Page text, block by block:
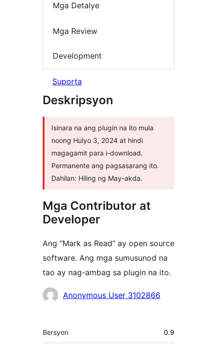
Mga Detalye
Mga Review
Development
Suporta
Deskripsyon
Isinara na ang plugin na ito mula
noong Hulyo 3, 2024 at hindi
magagamit para i-download.
Permanente ang pagsasarang ito.
Dahilan: Hiling ng May-akda.
Mga Contributor at
Developer
Ang “Mark as Read” ay open source
software. Ang mga sumusunod na
tao ay nag-ambag sa plugin na ito.
Mga Anonymous User 3102866
Meta
Bersyon 0.9